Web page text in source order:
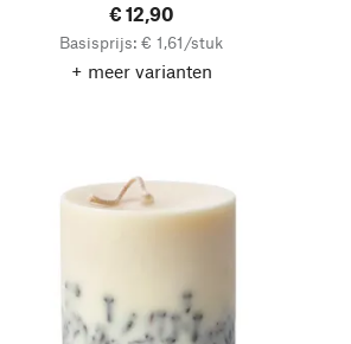
€ 12,90
Basisprijs: € 1,61/stuk
+ meer varianten